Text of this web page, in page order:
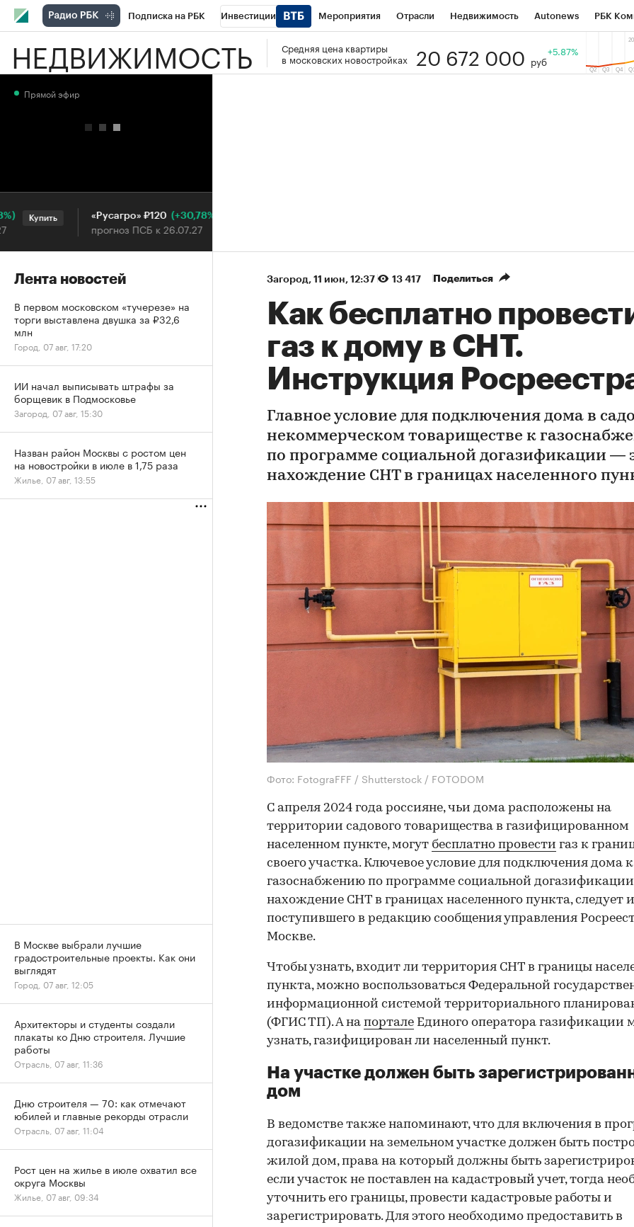
Подписка на РБК Инвестиции Мероприятия Отрасли Недвижимость Autonews РБК
РБК Вино Спорт Школа управления РБК РБК Образование Тренды
НЕДВИЖИМОСТЬ
Средняя цена квартиры
в московских новостройках
20 672 000 руб
+5.87%
Загород⁠, 11 июн, 12:37 13 417 Поделиться
Как бесплатно
газ к дому в СНТ.
Инструкция
Главное условие для подключения дома в
некоммерческом товариществе к
по программе социальной догазификации —
нахождение СНТ в границах населенного
Фото: FotograFFF / Shutterstock / FOTODOM
С апреля 2024 года россияне, чьи дома расположены на
территории садового товарищества в газифицированном
населенном пункте, могут бесплатно провести газ к
своего участка. Ключевое условие для подключения дома к
газоснабжению по программе социальной
нахождение СНТ в границах населенного пункта, следует
поступившего в редакцию сообщения управления
Москве.
Чтобы узнать, входит ли территория СНТ в границы
пункта, можно воспользоваться Федеральной
информационной системой территориального
(ФГИС ТП). А на портале Единого оператора газификации
узнать, газифицирован ли населенный пункт.
На участке должен быть
дом
В ведомстве также напоминают, что для включения в
догазификации на земельном участке должен быть
жилой дом, права на который должны быть
если участок не поставлен на кадастровый учет, тогда
уточнить его границы, провести кадастровые работы и
зарегистрировать. Для этого необходимо предоставить в
Прямой эфир
Купить «Русагро» ₽120 (+30,78%)
прогноз ПСБ к 26.07.27
Лента новостей
В первом московском «тучерезе» на
торги выставлена двушка за ₽32,6
млн
Город, 07 авг, 17:20
ИИ начал выписывать штрафы за
борщевик в Подмосковье
Загород, 07 авг, 15:30
Назван район Москвы с ростом цен
на новостройки в июле в 1,75 раза
Жилье, 07 авг, 13:55
В Москве выбрали лучшие
градостроительные проекты. Как они
выглядят
Город, 07 авг, 12:05
Архитекторы и студенты создали
плакаты ко Дню строителя. Лучшие
работы
Отрасль, 07 авг, 11:36
Дню строителя — 70: как отмечают
юбилей и главные рекорды отрасли
Отрасль, 07 авг, 11:04
Рост цен на жилье в июле охватил все
округа Москвы
Жилье, 07 авг, 09:34